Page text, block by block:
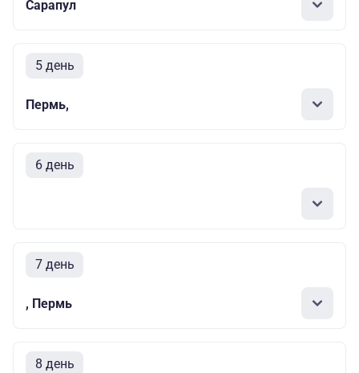
Сарапул
5 день
Пермь,
6 день
7 день
, Пермь
8 день